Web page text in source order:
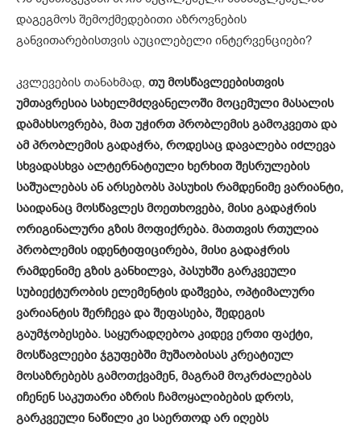
დაგეგმოს შემოქმედებითი აზროვნების
განვითარებისთვის აუცილებელი ინტერვენციები?
კვლევების თანახმად, თუ მოსწავლეებისთვის
უმთავრესია სახელმძღვანელოში მოცემული მასალის
დამახსოვრება, მათ უჭირთ პრობლემის გამოკვეთა და
ამ პრობლემის გადაჭრა, როდესაც დავალება იძლევა
სხვადასხვა ალტერნატიული ხერხით შესრულების
საშუალებას ან არსებობს პასუხის რამდენიმე ვარიანტი,
საიდანაც მოსწავლეს მოეთხოვება, მისი გადაჭრის
ორიგინალური გზის მოფიქრება. მათთვის რთულია
პრობლემის იდენტიფიცირება, მისი გადაჭრის
რამდენიმე გზის განხილვა, პასუხში გარკვეული
სუბიექტურობის ელემენტის დაშვება, ოპტიმალური
ვარიანტის შერჩევა და შეფასება, შედეგის
გაუმჯობესება. საყურადღებოა კიდევ ერთი ფაქტი,
მოსწავლეები ჯგუფებში მუშაობისას კრეატიულ
მოსაზრებებს გამოთქვამენ, მაგრამ მოკრძალებას
იჩენენ საკუთარი აზრის ჩამოყალიბების დროს,
გარკვეული ნაწილი კი საერთოდ არ იღებს